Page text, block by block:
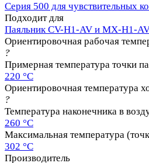
Серия 500 для чувствительных
Подходит для
Паяльник CV-H1-AV и MX-H1-
Ориентировочная рабочая
?
Примерная температура точки
220 °C
Ориентировочная температура
?
Температура наконечника в
260 °C
Максимальная температура
302 °C
Производитель